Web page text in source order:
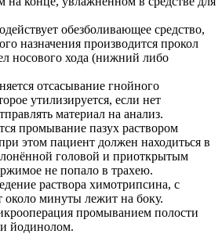
обезболивающее средство,
назначения производится прокол
носового хода (нижний либо
отсасывание гнойного
утилизируется, если нет
материал на анализ.
промывание пазух раствором
этом пациент должен находиться в
головой и приоткрытым
не попало в трахею.
раствора химотрипсина, с
около минуты лежит на боку.
промыванием полости
йодинолом.